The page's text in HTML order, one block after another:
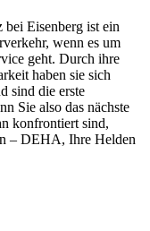
Eisenberg ist ein
wenn es um
geht. Durch ihre
haben sie sich
sind die erste
Sie also das nächste
konfrontiert sind,
– DEHA, Ihre Helden